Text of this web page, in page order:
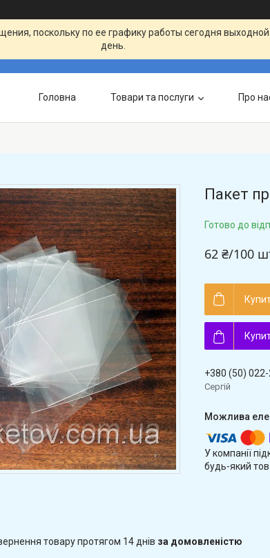
поскольку по ее графику работы сегодня
день.
Головна Товари та послуги Про
Пакет
Готово до
62 ₴/100
+380 (50)
Сергій
У компанії
будь-який
товару протягом 14 днів за домовленістю